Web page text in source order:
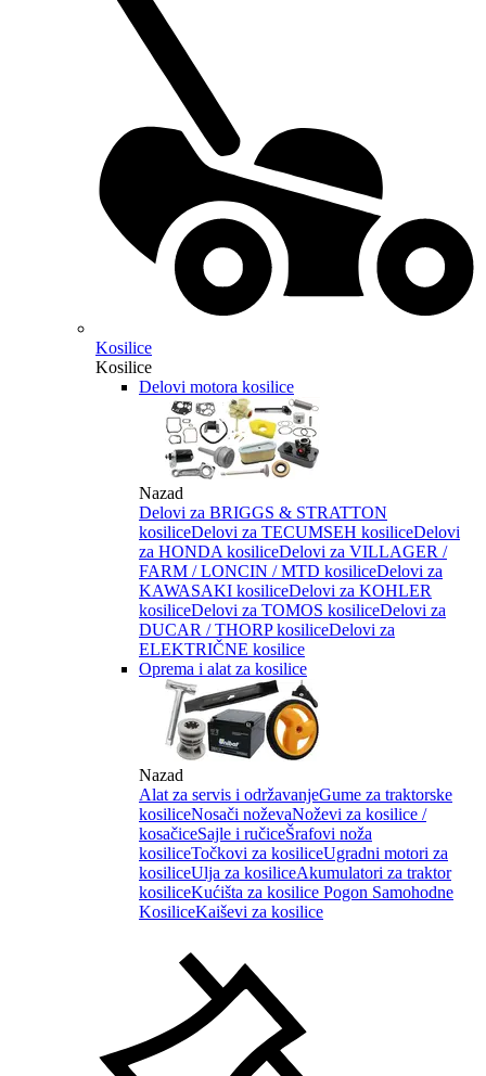
Kosilice
Kosilice
Delovi motora kosilice
Nazad
Delovi za BRIGGS & STRATTON
kosiliceDelovi za TECUMSEH kosiliceDelovi
za HONDA kosiliceDelovi za VILLAGER /
FARM / LONCIN / MTD kosiliceDelovi za
KAWASAKI kosiliceDelovi za KOHLER
kosiliceDelovi za TOMOS kosiliceDelovi za
DUCAR / THORP kosiliceDelovi za
ELEKTRIČNE kosilice
Oprema i alat za kosilice
Nazad
Alat za servis i održavanjeGume za traktorske
kosiliceNosači noževaNoževi za kosilice /
kosačiceSajle i ručiceŠrafovi noža
kosiliceTočkovi za kosiliceUgradni motori za
kosiliceUlja za kosiliceAkumulatori za traktor
kosiliceKućišta za kosilice Pogon Samohodne
KosiliceKaiševi za kosilice